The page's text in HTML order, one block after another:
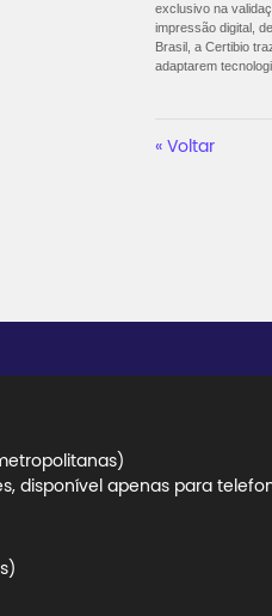
exclusivo na
impressão digital,
Brasil, a Certibio
adaptarem
Voltar
disponível apenas para